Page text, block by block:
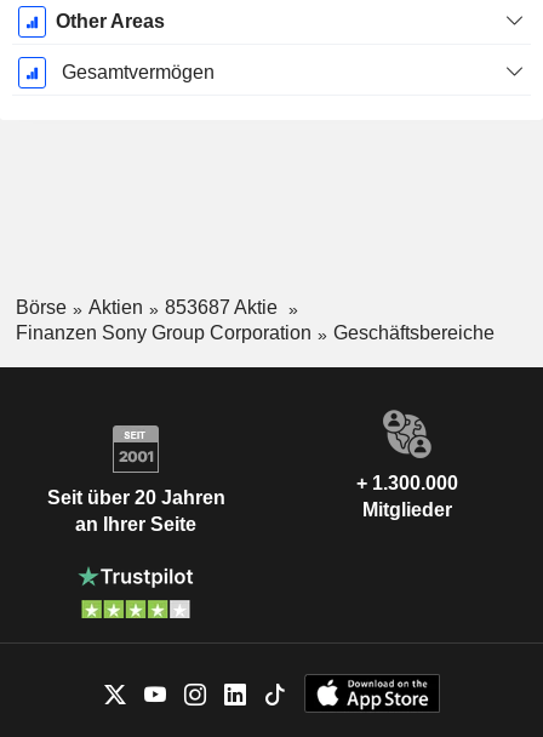
Other Areas
Gesamtvermögen
Börse Aktien
853687 Aktie
Finanzen Sony Group Corporation
Geschäftsbereiche
Seit über 20 Jahren
an Ihrer Seite
+ 1.300.000
Mitglieder